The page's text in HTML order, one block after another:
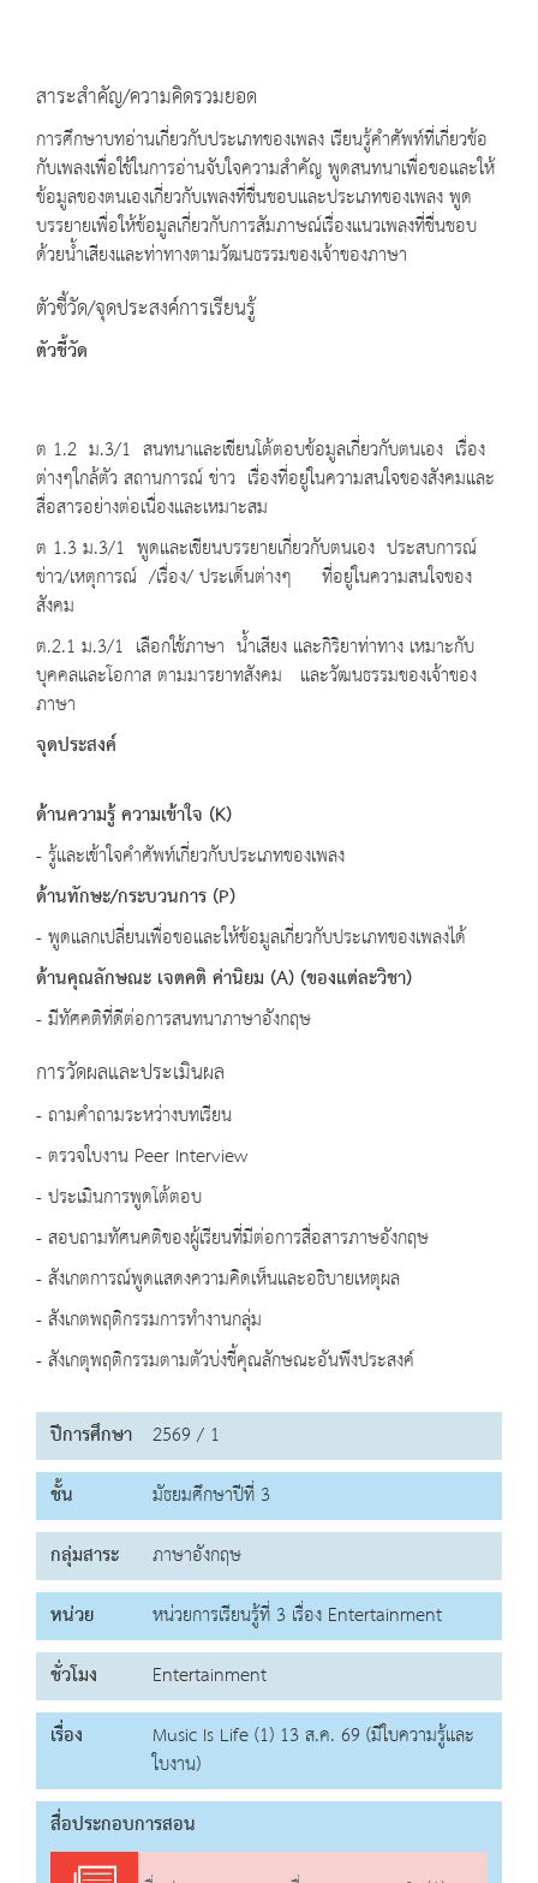
สาระสำคัญ/ความคิดรวมยอด
การศึกษาบทอ่านเกี่ยวกับประเภทของเพลง เรียนรู้คำศัพท์ที่เกี่ยวข้อ
กับเพลงเพื่อใช้ในการอ่านจับใจความสำคัญ พูดสนทนาเพื่อขอและให้
ข้อมูลของตนเองเกี่ยวกับเพลงที่ชื่นชอบและประเภทของเพลง พูด
บรรยายเพื่อให้ข้อมูลเกี่ยวกับการสัมภาษณ์เรื่องแนวเพลงที่ชื่นชอบ
ด้วยน้ำเสียงและท่าทางตามวัฒนธรรมของเจ้าของภาษา
ตัวชี้วัด/จุดประสงค์การเรียนรู้
ตัวชี้วัด
ต 1.2 ม.3/1 สนทนาและเขียนโต้ตอบข้อมูลเกี่ยวกับตนเอง เรื่อง
ต่างๆใกล้ตัว สถานการณ์ ข่าว เรื่องที่อยู่ในความสนใจของสังคมและ
สื่อสารอย่างต่อเนื่องและเหมาะสม
ต 1.3 ม.3/1 พูดและเขียนบรรยายเกี่ยวกับตนเอง ประสบการณ์
ข่าว/เหตุการณ์ /เรื่อง/ ประเด็นต่างๆ ที่อยู่ในความสนใจของ
สังคม
ต.2.1 ม.3/1 เลือกใช้ภาษา น้ำเสียง และกิริยาท่าทาง เหมาะกับ
บุคคลและโอกาส ตามมารยาทสังคม และวัฒนธรรมของเจ้าของ
ภาษา
จุดประสงค์
ด้านความรู้ ความเข้าใจ (K)
- รู้และเข้าใจคำศัพท์เกี่ยวกับประเภทของเพลง
ด้านทักษะ/กระบวนการ (P)
- พูดแลกเปลี่ยนเพื่อขอและให้ข้อมูลเกี่ยวกับประเภทของเพลงได้
ด้านคุณลักษณะ เจตคติ ค่านิยม (A) (ของแต่ละวิชา)
- มีทัศคติที่ดีต่อการสนทนาภาษาอังกฤษ
การวัดผลและประเมินผล
- ถามคำถามระหว่างบทเรียน
- ตรวจใบงาน Peer Interview
- ประเมินการพูดโต้ตอบ
- สอบถามทัศนคติของผู้เรียนที่มีต่อการสื่อสารภาษอังกฤษ
- สังเกตการณ์พูดแสดงความคิดเห็นและอธิบายเหตุผล
- สังเกตพฤติกรรมการทำงานกลุ่ม
- สังเกตุพฤติกรรมตามตัวบ่งชี้คุณลักษณะอันพึงประสงค์
ปีการศึกษา 2569 / 1
ชั้น
มัธยมศึกษาปีที่ 3
กลุ่มสาระ
ภาษาอังกฤษ
หน่วย
หน่วยการเรียนรู้ที่ 3 เรื่อง Entertainment
ชั่วโมง
Entertainment
เรื่อง
Music Is Life (1) 13 ส.ค. 69 (มีใบความรู้และ
ใบงาน)
สื่อประกอบการสอน